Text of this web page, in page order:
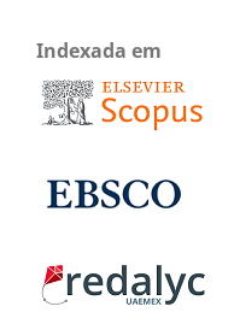
Indexada em